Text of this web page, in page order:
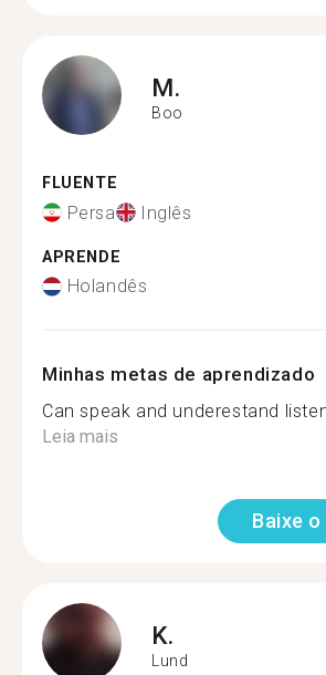
M.
Boo
FLUENTE
Persa Inglês
APRENDE
Holandês
Minhas metas de aprendizado
Can speak and underestand
Leia mais
Baixe
K.
Lund